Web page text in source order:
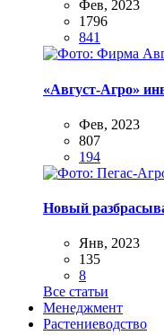
Фев, 2023
1796
841
«Август-Агро»
Фев, 2023
807
194
Новый
Янв, 2023
135
8
Все статьи
Менеджмент
Растениеводство